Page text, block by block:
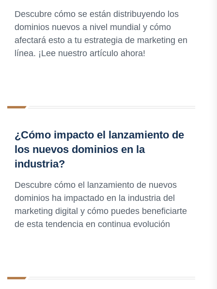
Descubre cómo se están distribuyendo los
dominios nuevos a nivel mundial y cómo
afectará esto a tu estrategia de marketing en
línea. ¡Lee nuestro artículo ahora!
¿Cómo impacto el lanzamiento de
los nuevos dominios en la
industria?
Descubre cómo el lanzamiento de nuevos
dominios ha impactado en la industria del
marketing digital y cómo puedes beneficiarte
de esta tendencia en continua evolución